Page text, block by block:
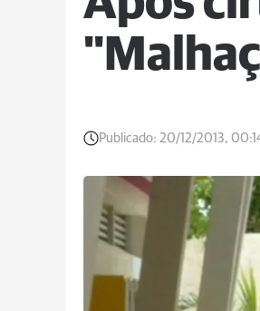
Publicado: 20/12/2013,